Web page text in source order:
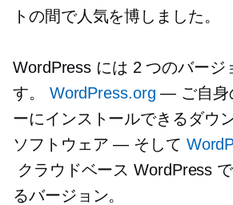
トの間で人気を博しました。
WordPress には 2 つのバージ
す。 WordPress.org — ご自身
ーにインストールできるダウ
ソフトウェア — そして
クラウドベース WordPress
るバージョン。